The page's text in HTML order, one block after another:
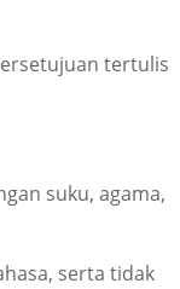
tertulis
suku, agama,
serta tidak